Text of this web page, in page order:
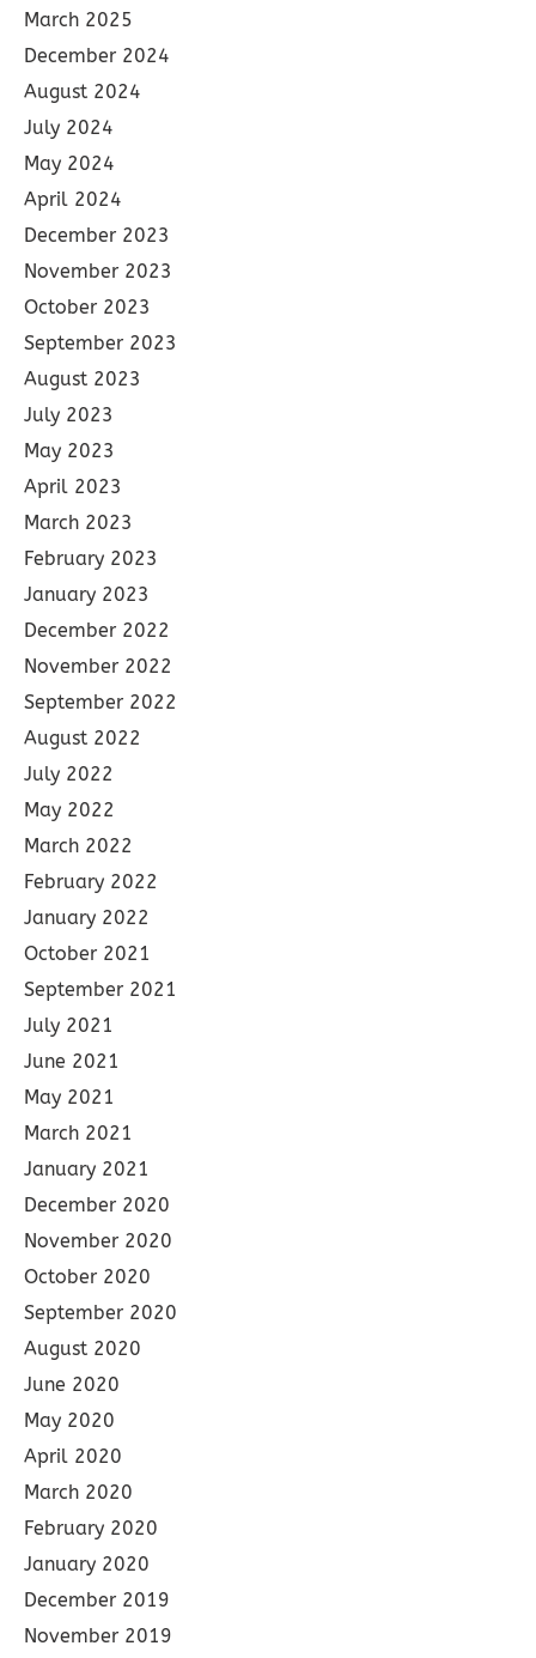
March 2025
December 2024
August 2024
July 2024
May 2024
April 2024
December 2023
November 2023
October 2023
September 2023
August 2023
July 2023
May 2023
April 2023
March 2023
February 2023
January 2023
December 2022
November 2022
September 2022
August 2022
July 2022
May 2022
March 2022
February 2022
January 2022
October 2021
September 2021
July 2021
June 2021
May 2021
March 2021
January 2021
December 2020
November 2020
October 2020
September 2020
August 2020
June 2020
May 2020
April 2020
March 2020
February 2020
January 2020
December 2019
November 2019